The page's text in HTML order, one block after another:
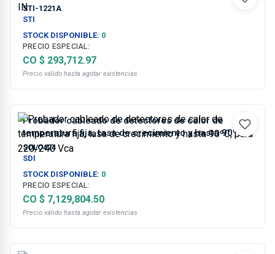
STI-1221A
STI
STOCK DISPONIBLE: 0
PRECIO ESPECIAL:
CO $ 293,712.97
Precio válido hasta agotar existencias
Probador cableado de detectores de calor de
temperatura fija, tasa de crecimiento y hasta 90ºC,
para 220/240 Vca
SOLO424
SDI
STOCK DISPONIBLE: 0
PRECIO ESPECIAL:
CO $ 7,129,804.50
Precio válido hasta agotar existencias